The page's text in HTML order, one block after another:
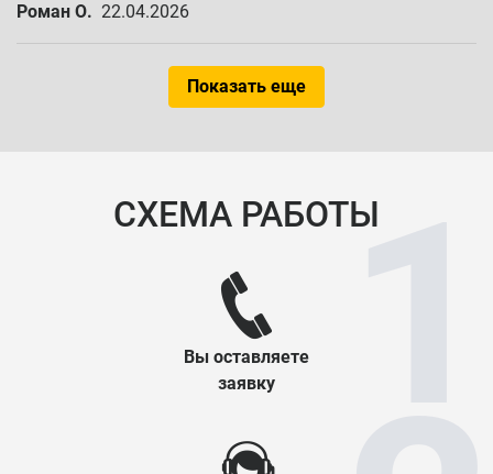
Роман О. 22.04.2026
Показать еще
СХЕМА РАБОТЫ
Вы оставляете
заявку